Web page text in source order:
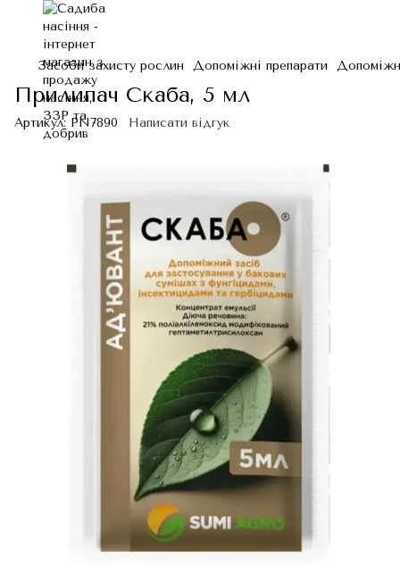
Засоби захисту рослин Допоміжні препарати
Прилипач Скаба, 5 мл
Артикул: PN7890 Написати відгук